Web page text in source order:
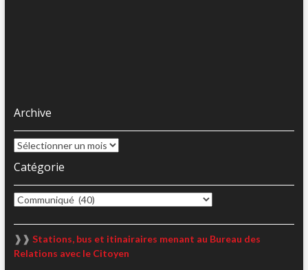
Archive
Archive
Catégorie
Catégorie
❱❱ Stations, bus et itinairaires menant au Bureau des
Relations avec le Citoyen